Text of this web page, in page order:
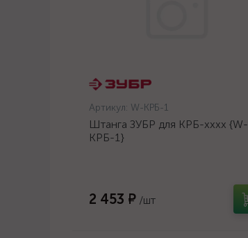
Артикул: W-КРБ-1
Штанга ЗУБР для КРБ-хххх {W-
КРБ-1}
2 453 ₽ /шт